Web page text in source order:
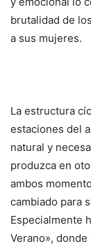
brutalidad de
a sus mujeres.
La estructura
estaciones del
natural y
produzca en
ambos
cambiado para
Especialmente
Verano»,